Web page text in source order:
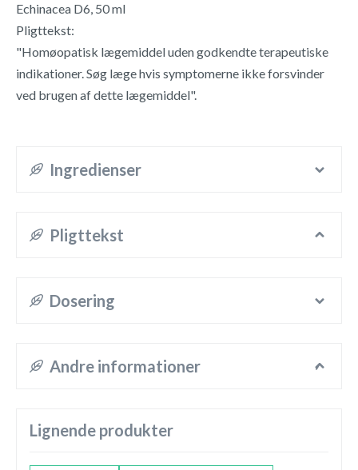
Echinacea D6, 50 ml
Pligttekst:
"Homøopatisk lægemiddel uden godkendte terapeutiske
indikationer. Søg læge hvis symptomerne ikke forsvinder
ved brugen af dette lægemiddel".
Ingredienser
Pligttekst
Dosering
Andre informationer
Lignende produkter